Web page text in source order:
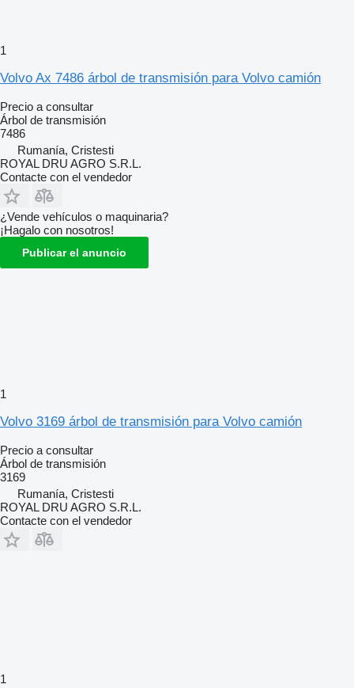
1
Volvo Ax 7486 árbol de transmisión para Volvo camión
Precio a consultar
Árbol de transmisión
7486
Rumanía, Cristesti
ROYAL DRU AGRO S.R.L.
Contacte con el vendedor
¿Vende vehículos o maquinaria?
¡Hagalo con nosotros!
Publicar el anuncio
1
Volvo 3169 árbol de transmisión para Volvo camión
Precio a consultar
Árbol de transmisión
3169
Rumanía, Cristesti
ROYAL DRU AGRO S.R.L.
Contacte con el vendedor
1